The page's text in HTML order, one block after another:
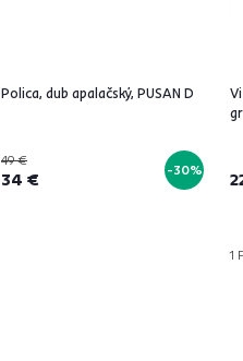
Polica, dub apalačský, PUSAN D
49 €
34 € -30%
1